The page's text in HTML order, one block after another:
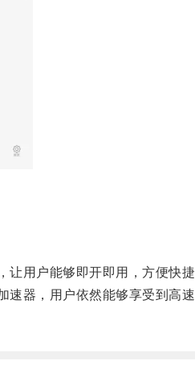
用户能够即开即用，方便快捷
器，用户依然能够享受到高速